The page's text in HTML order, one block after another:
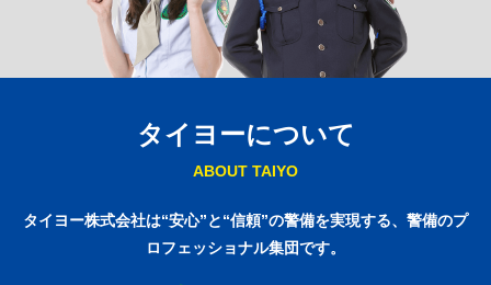
タイヨーについて
ABOUT TAIYO
タイヨー株式会社は“安心”と“信頼”の警備を実現する、 警備のプ
ロフェッショナル集団です。